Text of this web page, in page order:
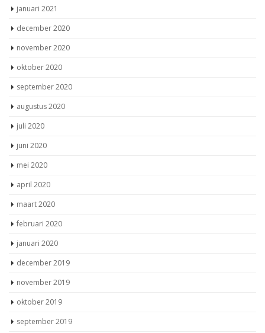
januari 2021
december 2020
november 2020
oktober 2020
september 2020
augustus 2020
juli 2020
juni 2020
mei 2020
april 2020
maart 2020
februari 2020
januari 2020
december 2019
november 2019
oktober 2019
september 2019